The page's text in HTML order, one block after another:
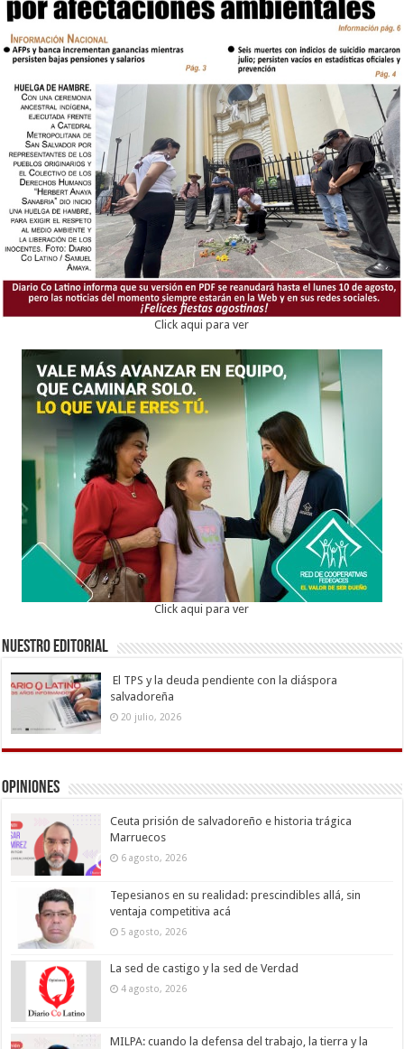
Click aqui para ver
Click aqui para ver
Nuestro Editorial
El TPS y la deuda pendiente con la diáspora
salvadoreña
20 julio, 2026
Opiniones
Ceuta prisión de salvadoreño e historia trágica
Marruecos
6 agosto, 2026
Tepesianos en su realidad: prescindibles allá, sin
ventaja competitiva acá
5 agosto, 2026
La sed de castigo y la sed de Verdad
4 agosto, 2026
MILPA: cuando la defensa del trabajo, la tierra y la